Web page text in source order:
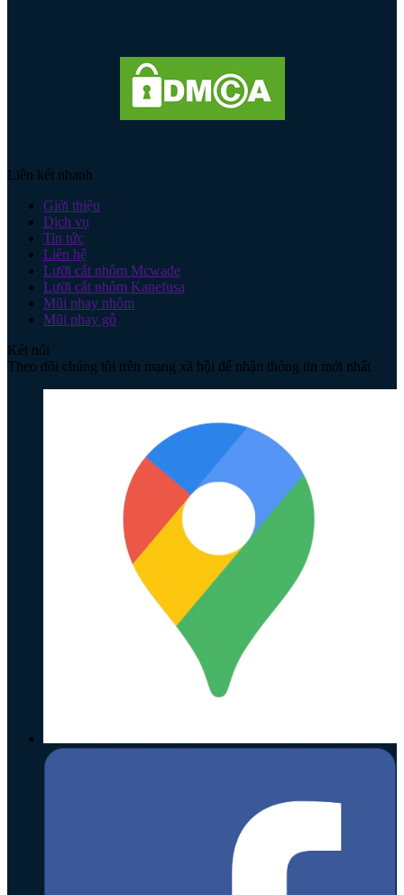
Liên kết nhanh
Giới thiệu
Dịch vụ
Tin tức
Liên hệ
Lưỡi cắt nhôm Mcwade
Lưỡi cắt nhôm Kanefusa
Mũi phay nhôm
Mũi phay gỗ
Kết nối
Theo dõi chúng tôi trên mạng xã hội để nhận thông tin mới nhất